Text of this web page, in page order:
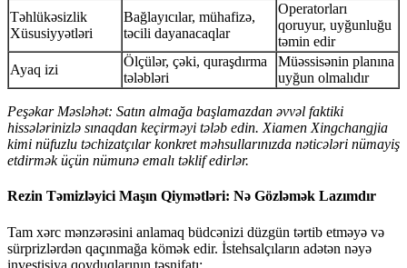
Təhlükəsizlik
Xüsusiyyətləri
Bağlayıcılar, mühafizə,
təcili dayanacaqlar
Operatorları
qoruyur, uyğunluğu
təmin edir
Ayaq izi
Ölçülər, çəki, quraşdırma
tələbləri
Müəssisənin planına
uyğun olmalıdır
Peşəkar Məsləhət: Satın almağa başlamazdan əvvəl faktiki
hissələrinizlə sınaqdan keçirməyi tələb edin. Xiamen Xingchangjia
kimi nüfuzlu təchizatçılar konkret məhsullarınızda nəticələri nümayiş
etdirmək üçün nümunə emalı təklif edirlər.
Rezin Təmizləyici Maşın Qiymətləri: Nə Gözləmək Lazımdır
Tam xərc mənzərəsini anlamaq büdcənizi düzgün tərtib etməyə və
sürprizlərdən qaçınmağa kömək edir. İstehsalçıların adətən nəyə
investisiya qoyduqlarının təsnifatı: